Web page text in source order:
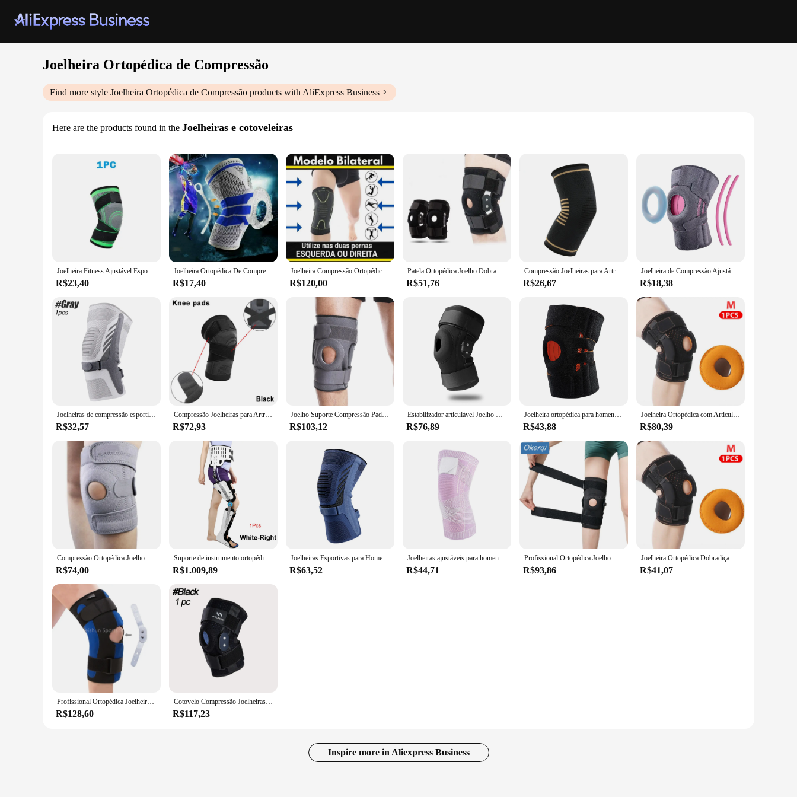
Joelheira Ortopédica de Compressão
Find more style Joelheira Ortopédica de Compressão products with AliExpress Business
Here are the products found in the Joelheiras e cotoveleiras
Joelheira Fitness Ajustável Esportiva Compressão Leve CorridaBike
R$23,40
Joelheira Ortopédica De Compressão Amortecedor De Silicone
R$17,40
Joelheira Compressão Ortopédica Elástica Suporte Joelho Tensor Flexível Alívio de Dor
R$120,00
Patela Ortopédica Joelho Dobrado Braces, Dor no Joelho com Molas, Splint Aço Removível, Suporte Manga, Joelho Manga
R$51,76
Compressão Joelheiras para Artrite Articulações, Sports Brace Suporte Joelheiras, Protetor De Joelho Ortopédico, Bondage, 1Pc
R$26,67
Joelheira de Compressão Ajustável para Esportes, Patela de Basquete, Voleibol e Tênis, Primavera, 1Pc
R$18,38
Joelheiras de compressão esportiva para homens e mulheres pressurizadas, elásticas, suporte de joelho, fitness, vôlei, joelheira ortopédica, academia, 1pc
R$32,57
Compressão Joelheiras para Artrite Articulações, Sports Brace Suporte Joelheiras, Protetor De Joelho Ortopédico, Bondage, 1 Pc
R$72,93
Joelho Suporte Compressão Pad, Patela Ortopédica Joelho Brace, Protetor Joelheira, Articulações Alívio Da Dor, Lágrima Do Menisco, ACL, MCL, 1Pc
R$103,12
Estabilizador articulável Joelho Brace para Adulto, Ajustável Arthriti Knee Support, Ortopédico Alívio Da Dor, Compressão Joelho Brace, Sport, 1Pc
R$76,89
Joelheira ortopédica para homens e mulheres, almofada esportiva ajustável, alívio da dor articular da artrite, manga de compressão, recuperação de lesões
R$43,88
Joelheira Ortopédica com Articulada para Homens e Mulheres, Brace Brace, Protector Strap, Ligamento, Alívio da Dor Menisco, Suporte, Suporte, 1Pc
R$80,39
Compressão Ortopédica Joelho Brace Pads, Protetor Patella, Lesão Do Menisco, Alívio Da Artrite, Dor Articular, Ginásio Engrenagem
R$74,00
Suporte de instrumento ortopédico para coxa do quadril, órtese do pé do tornozelo, cinta fixa, órtese feminina, fratura do membro inferior, perna
R$1.009,89
Joelheiras Esportivas para Homens e Mulheres, Pressurizadas, Elásticas, Suporte Fitness, Voleibol, Dor Articular Ortopédica, Joelheira de Compressão
R$63,52
Joelheiras ajustáveis para homens e mulheres, aparelhos ortopédicos patelares, osteoartrite esportiva, corrida e tendinite, proteção ortopédica
R$44,71
Profissional Ortopédica Joelho Brace, Joelheiras Articulares, Protetor de Joelho, Artrite Joint Alívio Da Dor, Old Frio Correndo, 1Pc
R$93,86
Joelheira Ortopédica Dobradiça para Homens e Mulheres, Suporte Brace, Alívio Da Dor, Suporte, Strap Protector, Tendão, Ligamento, Menisco
R$41,07
Profissional Ortopédica Joelheiras, Joelho Suporte Brace, Joelho Protetor, Compressão Joelheira para Esporte Fitness, Alívio Da Dor, 1Pc
R$128,60
Cotovelo Compressão Joelheiras, Joelho Brace, Joint Brace, Ortopédico, Estabilizar a Patela, Fitness Protector, Equipamento de Trabalho para Artrite Articular
R$117,23
Inspire more in Aliexpress Business